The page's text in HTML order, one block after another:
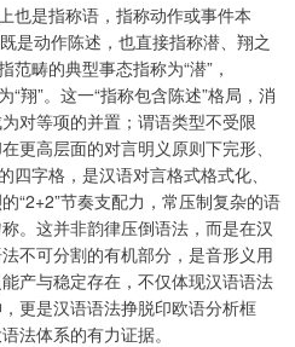
也是指称语，指称动作或事件本
既是动作陈述，也直接指称潜、翔之
范畴的典型事态指称为“潜”，
“翔”。这一“指称包含陈述”格局，消
对等项的并置；谓语类型不受限
更高层面的对言明义原则下完形、
四字格，是汉语对言格式格式化、
“2+2”节奏支配力，常压制复杂的语
。这并非韵律压倒语法，而是在汉
不可分割的有机部分，是音形义用
产与稳定存在，不仅体现汉语语法
更是汉语语法挣脱印欧语分析框
法体系的有力证据。